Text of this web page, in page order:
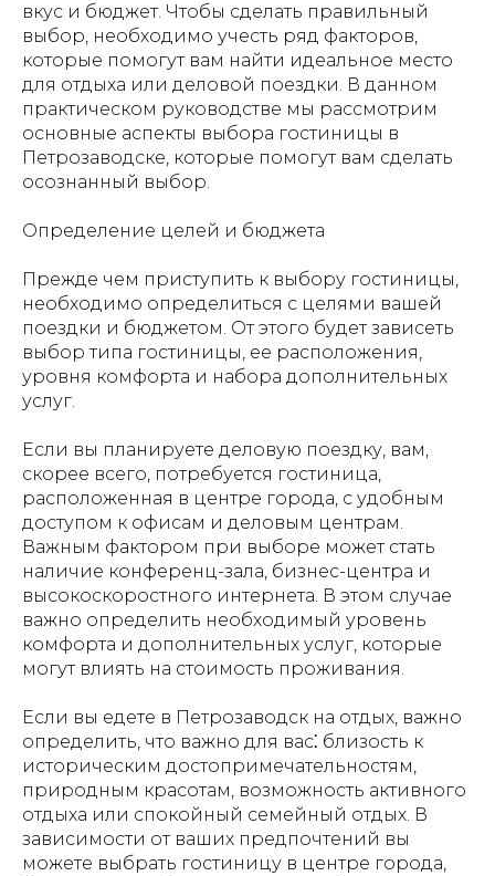
вкус и бюджет. Чтобы сделать правильный
выбор, необходимо учесть ряд факторов,
которые помогут вам найти идеальное место
для отдыха или деловой поездки. В данном
практическом руководстве мы рассмотрим
основные аспекты выбора гостиницы в
Петрозаводске, которые помогут вам сделать
осознанный выбор.
Определение целей и бюджета
Прежде чем приступить к выбору гостиницы,
необходимо определиться с целями вашей
поездки и бюджетом. От этого будет зависеть
выбор типа гостиницы, ее расположения,
уровня комфорта и набора дополнительных
услуг.
Если вы планируете деловую поездку, вам,
скорее всего, потребуется гостиница,
расположенная в центре города, с удобным
доступом к офисам и деловым центрам.
Важным фактором при выборе может стать
наличие конференц-зала, бизнес-центра и
высокоскоростного интернета. В этом случае
важно определить необходимый уровень
комфорта и дополнительных услуг, которые
могут влиять на стоимость проживания.
Если вы едете в Петрозаводск на отдых, важно
определить, что важно для вас⁚ близость к
историческим достопримечательностям,
природным красотам, возможность активного
отдыха или спокойный семейный отдых. В
зависимости от ваших предпочтений вы
можете выбрать гостиницу в центре города,